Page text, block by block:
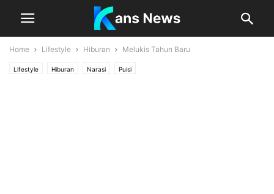
Home Lifestyle Hiburan Melukis Tahun Baru
Lifestyle Hiburan Narasi Puisi